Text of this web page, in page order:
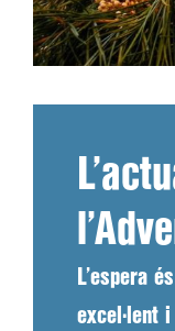
L’espera
excel·lent